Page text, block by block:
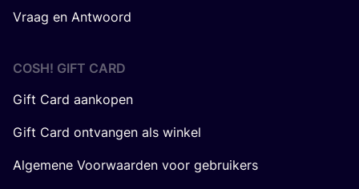
Vraag en Antwoord
COSH! GIFT CARD
Gift Card aankopen
Gift Card ontvangen als winkel
Algemene Voorwaarden voor gebruikers